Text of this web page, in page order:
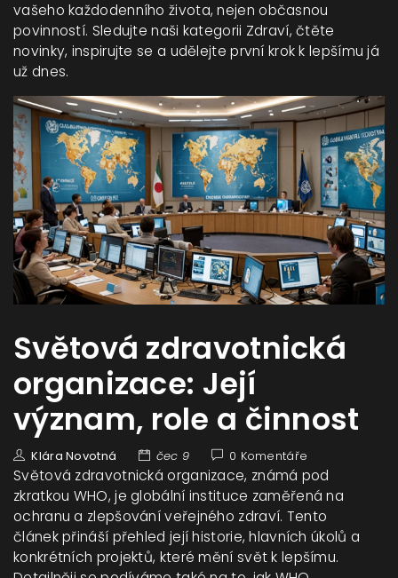
vašeho každodenního života, nejen občasnou
povinností. Sledujte naši kategorii Zdraví, čtěte
novinky, inspirujte se a udělejte první krok k lepšímu já
už dnes.
Světová zdravotnická
organizace: Její
význam, role a činnost
Klára Novotná čec 9 0 Komentáře
Světová zdravotnická organizace, známá pod
zkratkou WHO, je globální instituce zaměřená na
ochranu a zlepšování veřejného zdraví. Tento
článek přináší přehled její historie, hlavních úkolů a
konkrétních projektů, které mění svět k lepšímu.